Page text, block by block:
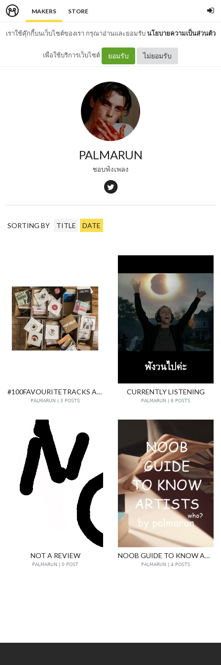
MAKERS STORE
เราใช้คุ๊กกี้บนเว็บไซต์ของเรา กรุณาอ่านและยอมรับนโยบายความเป็นส่วนตัว
เพื่อใช้บริการเว็บไซต์ ยอมรับ ไม่ยอมรับ
PALMARUN
ชอบฟังเพลง
SORTING BY TITLE DATE
#100FAVOURITETRACKS AND OTHER LISTS
PALMARUN | 3 POSTS
CURRENTLY LISTENING
PALMARUN | 6 POSTS
NOT A REVIEW
PALMARUN | 0 POST
NOOB GUIDE TO KNOW ARTISTS
PALMARUN | 4 POSTS